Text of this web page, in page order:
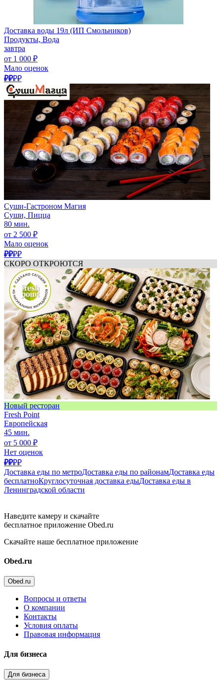
Доставка воды 19л (ИП Смольников)
Продукты, Вода
завтра
от 1 000 ₽
Мало оценок
₽₽₽₽
Суши-Гастроном Магия
Суши, Пицца
80 мин.
от 2 500 ₽
Мало оценок
₽₽₽₽
СКОРО ОТКРОЮТСЯ
Новый ресторан
Fresh Point
Европейская
45 мин.
от 5 000 ₽
Нет оценок
₽₽₽₽
Доставка еды по метроДоставка еды по районамДоставка еды
бесплатноКруглосуточная доставка едыДоставка еды в
Ленинградской области
Наведите камеру и скачайте
бесплатное приложение Obed.ru
Скачайте наше бесплатное приложение
Obed.ru
Obed.ru
Вопросы и ответы
О компании
Контакты
Условия оплаты
Правовая информация
Для бизнеса
Для бизнеса